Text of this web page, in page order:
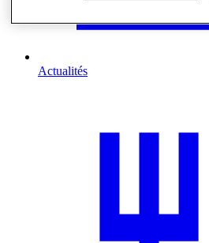
Actualités